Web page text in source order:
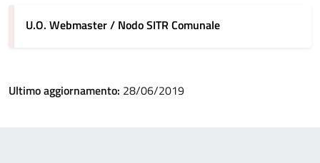
U.O. Webmaster / Nodo SITR Comunale
Ultimo aggiornamento: 28/06/2019